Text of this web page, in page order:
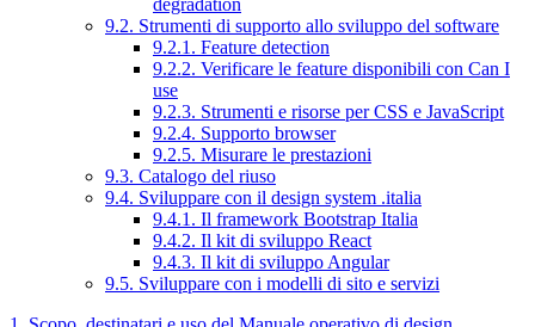
9.2. Strumenti di supporto allo sviluppo del software
9.2.1. Feature detection
9.2.2. Verificare le feature disponibili con Can I
use
9.2.3. Strumenti e risorse per CSS e JavaScript
9.2.4. Supporto browser
9.2.5. Misurare le prestazioni
9.3. Catalogo del riuso
9.4. Sviluppare con il design system .italia
9.4.1. Il framework Bootstrap Italia
9.4.2. Il kit di sviluppo React
9.4.3. Il kit di sviluppo Angular
9.5. Sviluppare con i modelli di sito e servizi